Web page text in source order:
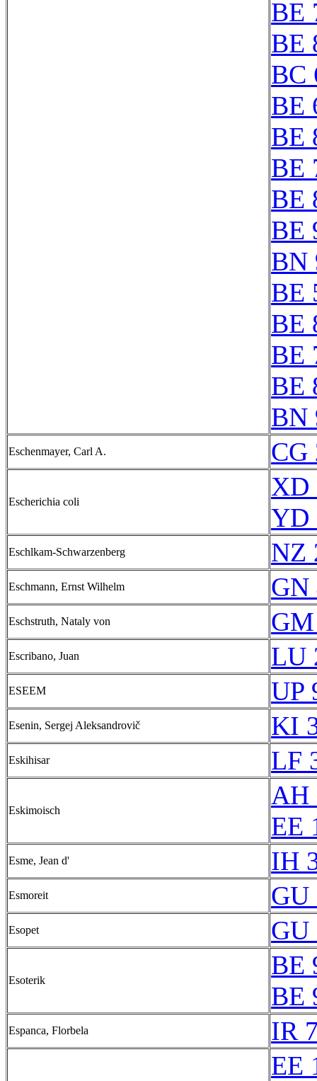
BE
BE
BC
BE
BE
BE
BE
BE
BN
BE
BE
BE
BE
BN
Eschenmayer, Carl A. CG
Escherichia coli
XD
YD
Eschlkam-Schwarzenberg NZ
Eschmann, Ernst Wilhelm GN
Eschstruth, Nataly von
Escribano, Juan LU
ESEEM UP
Esenin, Sergej Aleksandrovič KI
Eskihisar LF
Eskimoisch
AH
EE
Esme, Jean d' IH
Esmoreit GU
Esopet GU
Esoterik
BE
BE
Espanca, Florbela IR
EE